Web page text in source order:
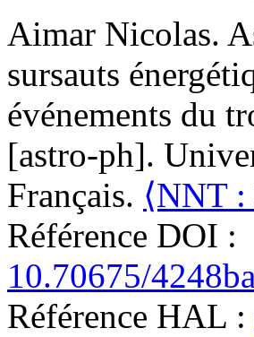
Aimar Nicolas.
sursauts
événements du
[astro-ph].
Français. ⟨NNT
Référence DOI :
10.70675/
Référence HAL :